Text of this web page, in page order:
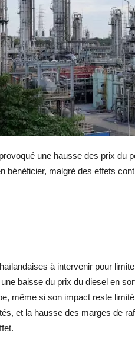
une hausse des prix du
bénéficier, malgré des effets
à intervenir pour
baisse du prix du diesel en
même si son impact reste
et la hausse des marges de